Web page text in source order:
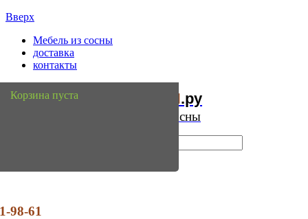
Вверх
Мебель из сосны
доставка
контакты
Мебель Сосны.ру
Интернет магазин мебели из сосны
98-61
Корзина пуста